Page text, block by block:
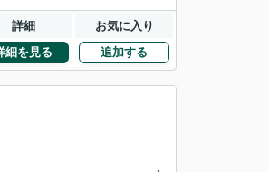
詳細 お気に入り
細を見る 追加する